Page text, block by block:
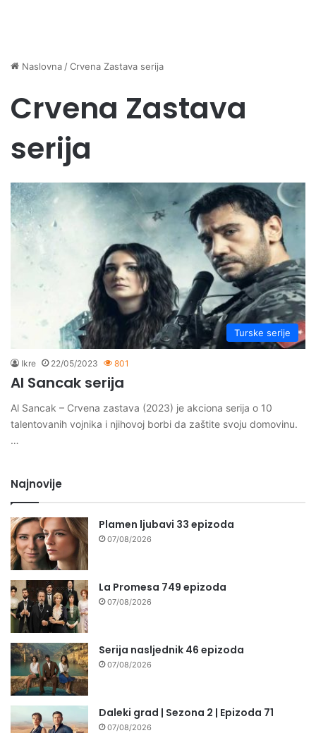
Naslovna /Crvena Zastava serija
Crvena Zastava
serija
Turske serije
Ikre 22/05/2023 801
Al Sancak serija
Al Sancak – Crvena zastava (2023) je akciona serija o 10
talentovanih vojnika i njihovoj borbi da zaštite svoju domovinu.
…
Najnovije
Plamen ljubavi 33 epizoda
07/08/2026
La Promesa 749 epizoda
07/08/2026
Serija nasljednik 46 epizoda
07/08/2026
Daleki grad | Sezona 2 | Epizoda 71
07/08/2026